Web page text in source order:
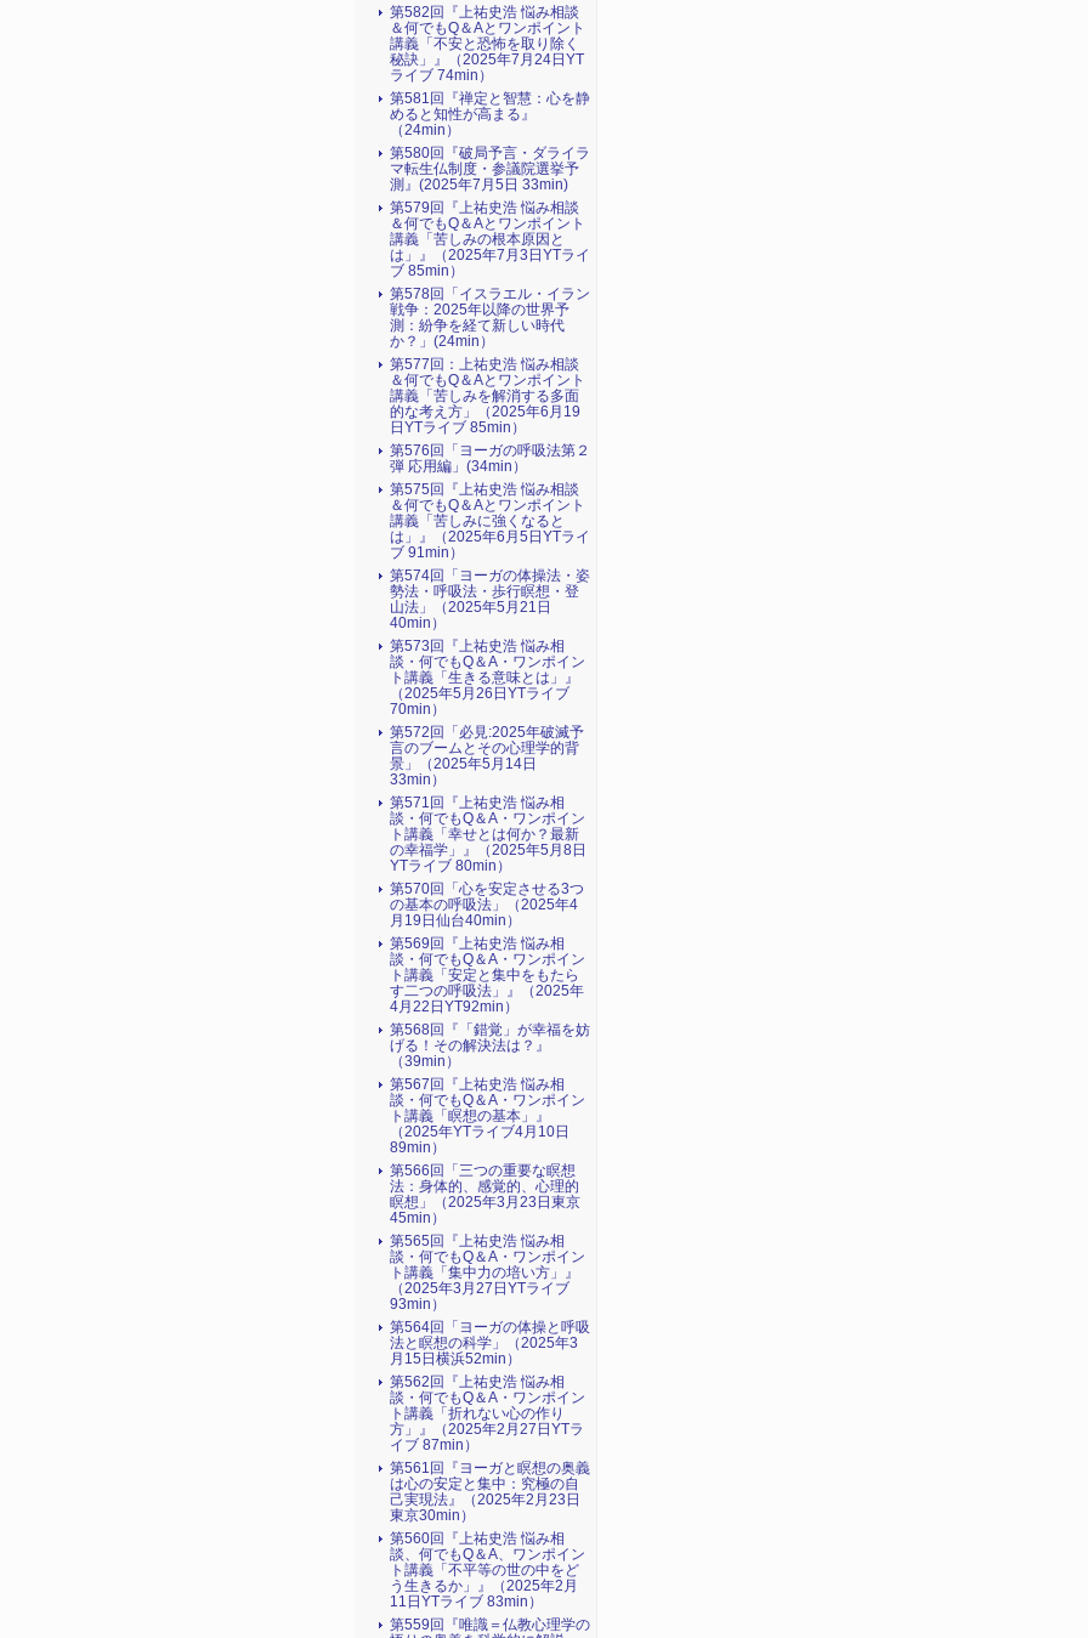
第582回『上祐史浩 悩み相談
＆何でもQ＆Aとワンポイント
講義「不安と恐怖を取り除く
秘訣」』（2025年7月24日YT
ライブ 74min）
第581回『禅定と智慧：心を静
めると知性が高まる』
（24min）
第580回『破局予言・ダライラ
マ転生仏制度・参議院選挙予
測』(2025年7月5日 33min)
第579回『上祐史浩 悩み相談
＆何でもQ＆Aとワンポイント
講義「苦しみの根本原因と
は」』（2025年7月3日YTライ
ブ 85min）
第578回「イスラエル・イラン
戦争：2025年以降の世界予
測：紛争を経て新しい時代
か？」(24min）
第577回：上祐史浩 悩み相談
＆何でもQ＆Aとワンポイント
講義「苦しみを解消する多面
的な考え方」（2025年6月19
日YTライブ 85min）
第576回「ヨーガの呼吸法第２
弾 応用編」(34min）
第575回『上祐史浩 悩み相談
＆何でもQ＆Aとワンポイント
講義「苦しみに強くなると
は」』（2025年6月5日YTライ
ブ 91min）
第574回「ヨーガの体操法・姿
勢法・呼吸法・歩行瞑想・登
山法」（2025年5月21日
40min）
第573回『上祐史浩 悩み相
談・何でもQ＆A・ワンポイン
ト講義「生きる意味とは」』
（2025年5月26日YTライブ
70min）
第572回「必見:2025年破滅予
言のブームとその心理学的背
景」（2025年5月14日
33min）
第571回『上祐史浩 悩み相
談・何でもQ＆A・ワンポイン
ト講義「幸せとは何か？最新
の幸福学」』（2025年5月8日
YTライブ 80min）
第570回「心を安定させる3つ
の基本の呼吸法」（2025年4
月19日仙台40min）
第569回『上祐史浩 悩み相
談・何でもQ＆A・ワンポイン
ト講義「安定と集中をもたら
す二つの呼吸法」』（2025年
4月22日YT92min）
第568回『「錯覚」が幸福を妨
げる！その解決法は？』
（39min）
第567回『上祐史浩 悩み相
談・何でもQ＆A・ワンポイン
ト講義「瞑想の基本」』
（2025年YTライブ4月10日
89min）
第566回「三つの重要な瞑想
法：身体的、感覚的、心理的
瞑想」（2025年3月23日東京
45min）
第565回『上祐史浩 悩み相
談・何でもQ＆A・ワンポイン
ト講義「集中力の培い方」』
（2025年3月27日YTライブ
93min）
第564回「ヨーガの体操と呼吸
法と瞑想の科学」（2025年3
月15日横浜52min）
第562回『上祐史浩 悩み相
談・何でもQ＆A・ワンポイン
ト講義「折れない心の作り
方」』（2025年2月27日YTラ
イブ 87min）
第561回『ヨーガと瞑想の奥義
は心の安定と集中：究極の自
己実現法』（2025年2月23日
東京30min）
第560回『上祐史浩 悩み相
談、何でもQ＆A、ワンポイン
ト講義「不平等の世の中をど
う生きるか」』（2025年2月
11日YTライブ 83min）
第559回『唯識＝仏教心理学の